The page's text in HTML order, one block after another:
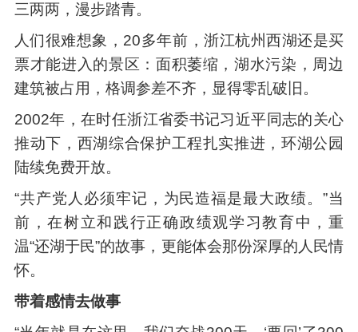
三两两，漫步踏青。
人们很难想象，20多年前，浙江杭州西湖还是买
票才能进入的景区：面积萎缩，湖水污染，周边
建筑被占用，格调参差不齐，显得零乱破旧。
2002年，在时任浙江省委书记习近平同志的关心
推动下，西湖综合保护工程扎实推进，环湖公园
陆续免费开放。
“共产党人必须牢记，为民造福是最大政绩。”当
前，在树立和践行正确政绩观学习教育中，重
温“还湖于民”的故事，更能体会那份深厚的人民情
怀。
带着感情去做事